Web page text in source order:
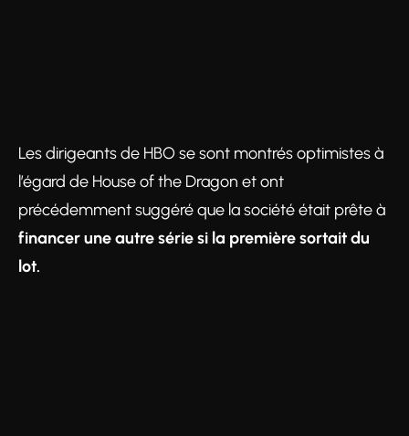
Les dirigeants de HBO se sont montrés optimistes à
l’égard de House of the Dragon et ont
précédemment suggéré que la société était prête à
financer une autre série si la première sortait du
lot.